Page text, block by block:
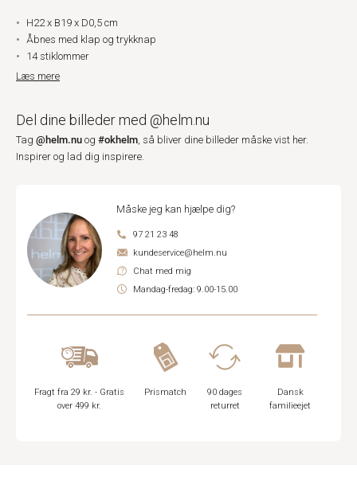
H22 x B19 x D0,5 cm
Åbnes med klap og trykknap
14 stiklommer
Læs mere
Del dine billeder med @helm.nu
Tag @helm.nu og #okhelm, så bliver dine billeder måske vist her.
Inspirer og lad dig inspirere.
Måske jeg kan hjælpe dig?
97 21 23 48
kundeservice@helm.nu
Chat med mig
Mandag-fredag: 9.00-15.00
Fragt fra 29 kr. - Gratis
over 499 kr.
Prismatch
90 dages
returret
Dansk
familieejet